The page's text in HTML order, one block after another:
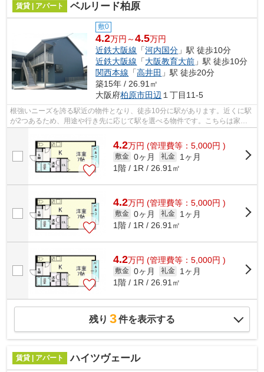
賃貸 | アパート ベルリード柏原
敷0
4.2万円～4.5万円
近鉄大阪線 「河内国分 」駅 徒歩10分
近鉄大阪線 「大阪教育大前 」駅 徒歩10分
関西本線 「高井田 」駅 徒歩20分
築15年 / 26.91㎡
大阪府柏原市田辺 １丁目11-5
根強いニーズを誇る駅近の物件となり、徒歩10分に駅があります。近くに駅
が2つあるため、用途や行き先に応じて駅を選べる物件です。こちらは家賃
4.2万円 (管理費等：5,000円 )
敷金 0ヶ月 礼金
1ヶ月
1階 / 1R / 26.91㎡
4.2万円 (管理費等：5,000円 )
敷金 0ヶ月 礼金
1ヶ月
1階 / 1R / 26.91㎡
4.2万円 (管理費等：5,000円 )
敷金 0ヶ月 礼金
1ヶ月
1階 / 1R / 26.91㎡
残り 3件を表示する
賃貸 | アパート ハイツヴェール